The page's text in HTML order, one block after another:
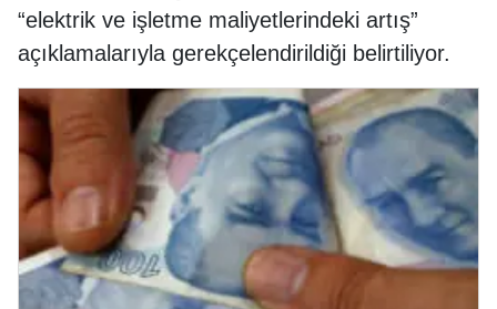
“elektrik ve işletme maliyetlerindeki artış”
açıklamalarıyla gerekçelendirildiği belirtiliyor.